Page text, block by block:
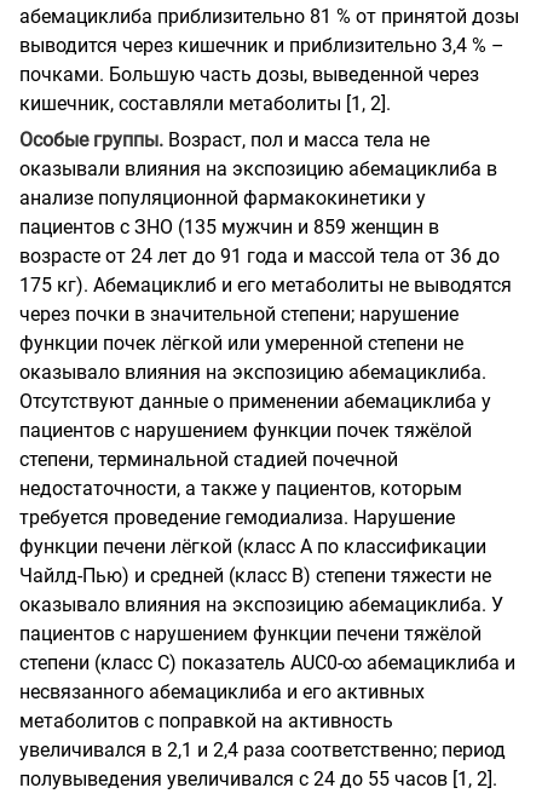
абемациклиба приблизительно 81 % от принятой дозы
выводится через кишечник и приблизительно 3,4 % –
почками. Большую часть дозы, выведенной через
кишечник, составляли метаболиты [1, 2].
Особые группы. Возраст, пол и масса тела не
оказывали влияния на экспозицию абемациклиба в
анализе популяционной фармакокинетики у
пациентов с ЗНО (135 мужчин и 859 женщин в
возрасте от 24 лет до 91 года и массой тела от 36 до
175 кг). Абемациклиб и его метаболиты не выводятся
через почки в значительной степени; нарушение
функции почек лёгкой или умеренной степени не
оказывало влияния на экспозицию абемациклиба.
Отсутствуют данные о применении абемациклиба у
пациентов с нарушением функции почек тяжёлой
степени, терминальной стадией почечной
недостаточности, а также у пациентов, которым
требуется проведение гемодиализа. Нарушение
функции печени лёгкой (класс А по классификации
Чайлд-Пью) и средней (класс В) степени тяжести не
оказывало влияния на экспозицию абемациклиба. У
пациентов с нарушением функции печени тяжёлой
степени (класс С) показатель AUC0-∞ абемациклиба и
несвязанного абемациклиба и его активных
метаболитов с поправкой на активность
увеличивался в 2,1 и 2,4 раза соответственно; период
полувыведения увеличивался с 24 до 55 часов [1, 2].